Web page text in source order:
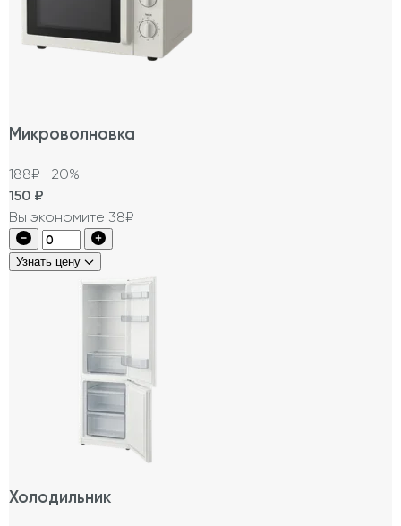
Микроволновка
188₽ −20%
150 ₽
Вы экономите 38₽
Узнать цену
Холодильник